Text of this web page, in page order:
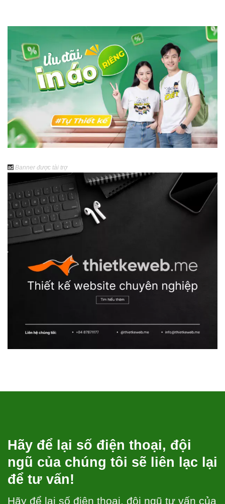
Banner được tài trợ
Hãy để lại số điện thoại, đội
ngũ của chúng tôi sẽ liên lạc lại
để tư vấn!
Hãy để lại số điện thoại, đội ngũ tư vấn của